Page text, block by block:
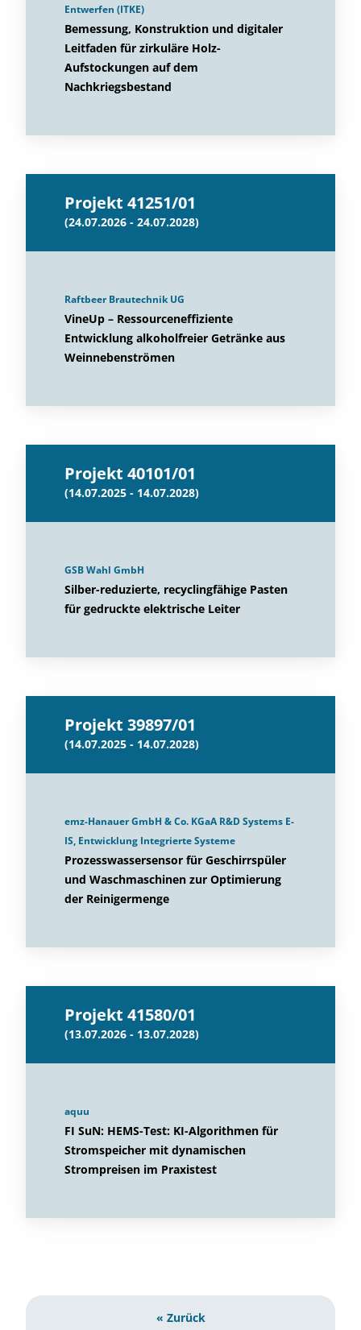
Entwerfen (ITKE)
Bemessung, Konstruktion und digitaler
Leitfaden für zirkuläre Holz-
Aufstockungen auf dem
Nachkriegsbestand
Projekt 41251/01
(24.07.2026 - 24.07.2028)
Raftbeer Brautechnik UG
VineUp – Ressourceneffiziente
Entwicklung alkoholfreier Getränke aus
Weinnebenströmen
Projekt 40101/01
(14.07.2025 - 14.07.2028)
GSB Wahl GmbH
Silber-reduzierte, recyclingfähige Pasten
für gedruckte elektrische Leiter
Projekt 39897/01
(14.07.2025 - 14.07.2028)
emz-Hanauer GmbH & Co. KGaA R&D Systems E-
IS, Entwicklung Integrierte Systeme
Prozesswassersensor für Geschirrspüler
und Waschmaschinen zur Optimierung
der Reinigermenge
Projekt 41580/01
(13.07.2026 - 13.07.2028)
aquu
FI SuN: HEMS-Test: KI-Algorithmen für
Stromspeicher mit dynamischen
Strompreisen im Praxistest
« Zurück